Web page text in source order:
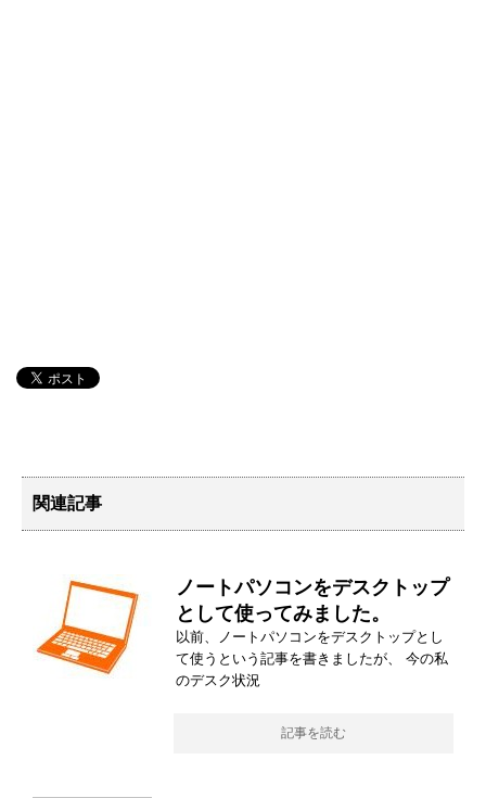
関連記事
ノートパソコンをデスクトップ
として使ってみました。
以前、ノートパソコンをデスクトップとし
て使うという記事を書きましたが、 今の私
のデスク状況
記事を読む